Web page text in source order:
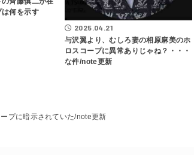
何を示す
2025.04.21
与沢翼より、むしろ妻の相原麻美のホ
ロスコープに異常ありじゃね？・・・
な件/note更新
プに暗示されていた/note更新